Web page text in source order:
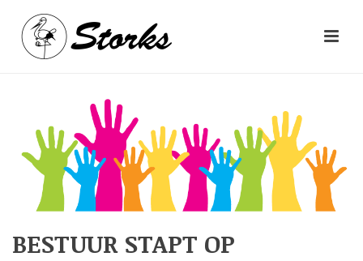
BESTUUR STAPT OP